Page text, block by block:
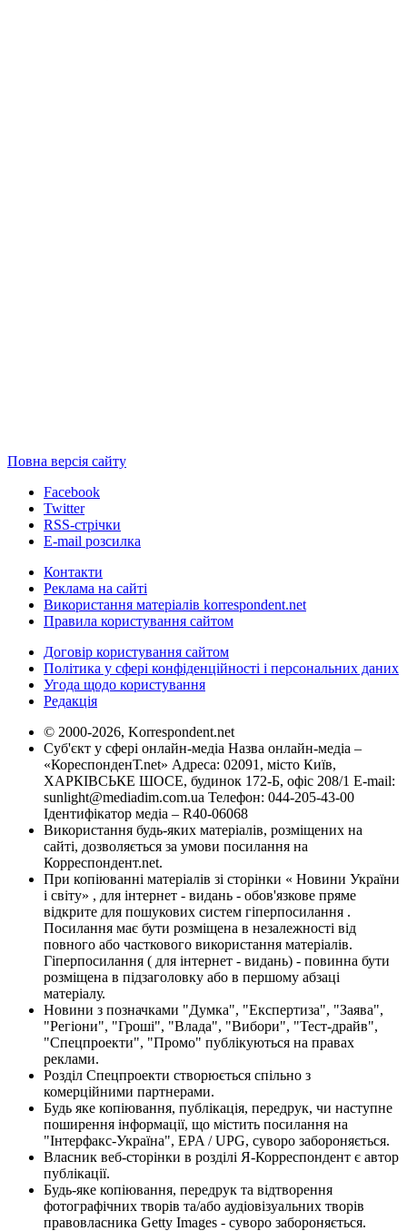
Повна версія сайту
Facebook
Twitter
RSS-стрічки
E-mail розсилка
Контакти
Реклама на сайті
Використання матеріалів korrespondent.net
Правила користування сайтом
Договір користування сайтом
Політика у сфері конфіденційності і персональних даних
Угода щодо користування
Редакція
© 2000-2026, Korrespondent.net
Суб'єкт у сфері онлайн-медіа Назва онлайн-медіа –
«КореспонденТ.net» Адреса: 02091, місто Київ,
ХАРКІВСЬКЕ ШОСЕ, будинок 172-Б, офіс 208/1 E-mail:
sunlight@mediadim.com.ua Телефон: 044-205-43-00
Ідентифікатор медіа – R40-06068
Використання будь-яких матеріалів, розміщених на
сайті, дозволяється за умови посилання на
Корреспондент.net.
При копіюванні матеріалів зі сторінки « Новини України
і світу» , для інтернет - видань - обов'язкове пряме
відкрите для пошукових систем гіперпосилання .
Посилання має бути розміщена в незалежності від
повного або часткового використання матеріалів.
Гіперпосилання ( для інтернет - видань) - повинна бути
розміщена в підзаголовку або в першому абзаці
матеріалу.
Новини з позначками "Думка", "Експертиза", "Заява",
"Регіони", "Гроші", "Влада", "Вибори", "Тест-драйв",
"Спецпроекти", "Промо" публікуються на правах
реклами.
Розділ Спецпроекти створюється спільно з
комерційними партнерами.
Будь яке копіювання, публікація, передрук, чи наступне
поширення інформації, що містить посилання на
"Інтерфакс-Україна", EPA / UPG, суворо забороняється.
Власник веб-сторінки в розділі Я-Корреспондент є автор
публікації.
Будь-яке копіювання, передрук та відтворення
фотографічних творів та/або аудіовізуальних творів
правовласника Getty Images - суворо забороняється.